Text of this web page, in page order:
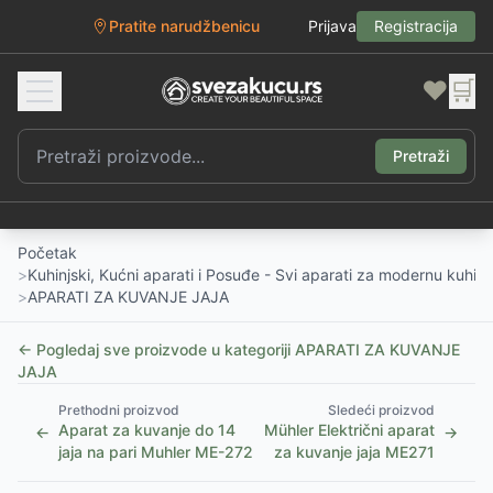
Pratite narudžbenicu Prijava Registracija
❤️ 🛒
Pretraži
Početak
>Kuhinjski, Kućni aparati i Posuđe - Svi aparati za modernu
>APARATI ZA KUVANJE JAJA
← Pogledaj sve proizvode u kategoriji APARATI ZA KUVANJE
JAJA
←
Prethodni proizvod
Aparat za kuvanje do 14
jaja na pari Muhler ME-272
Sledeći proizvod
Mühler Električni aparat
za kuvanje jaja ME271
→